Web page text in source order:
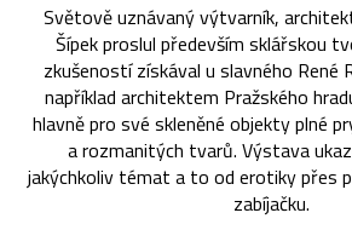
Světově uznávaný výtvarník,
Šípek proslul především sklářskou
zkušeností získával u slavného René
například architektem Pražského
hlavně pro své skleněné objekty plné
a rozmanitých tvarů. Výstava
jakýchkoliv témat a to od erotiky přes
zabíjačku.